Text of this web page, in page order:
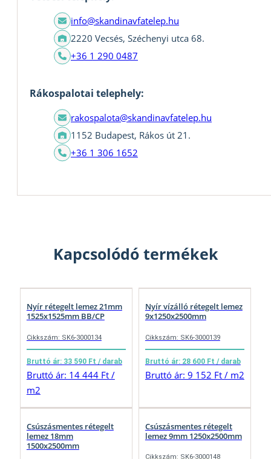
info@skandinavfatelep.hu
2220 Vecsés, Széchenyi utca 68.
+36 1 290 0487
Rákospalotai telephely:
rakospalota@skandinavfatelep.hu
1152 Budapest, Rákos út 21.
+36 1 306 1652
Kapcsolódó termékek
Nyír rétegelt lemez 21mm
1525x1525mm BB/CP
Cikkszám: SK6-3000134
Bruttó ár: 33 590 Ft / darab
Bruttó ár: 14 444 Ft /
m2
Nyír vízálló rétegelt lemez
9x1250x2500mm
Cikkszám: SK6-3000139
Bruttó ár: 28 600 Ft / darab
Bruttó ár: 9 152 Ft / m2
Csúszásmentes rétegelt
lemez 18mm
1500x2500mm
Csúszásmentes rétegelt
lemez 9mm 1250x2500mm
Cikkszám: SK6-3000148